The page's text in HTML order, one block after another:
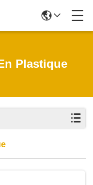
Plastique